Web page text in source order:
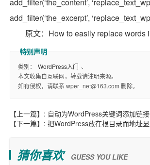
add_filter(‘the_excerpt’,
原文：How to easily replace words
类别： WordPress入门 、
本文收集自互联网，转载请注明来源。
如有侵权，请联系 wper_net@163.com 删除。
【上一篇】: 自动为WordPress关键词添加链接
【下一篇】: 把WordPress放在根目录而地址
猜你喜欢 GUESS YOU LIKE